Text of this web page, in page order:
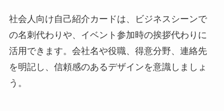
社会人向け自己紹介カードは、ビジネスシーンで
の名刺代わりや、イベント参加時の挨拶代わりに
活用できます。会社名や役職、得意分野、連絡先
を明記し、信頼感のあるデザインを意識しましょ
う。